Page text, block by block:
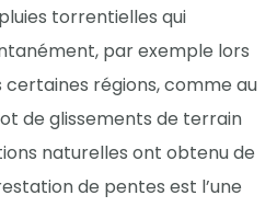
torrentielles qui
par exemple lors
certaines régions, comme au
de glissements de terrain
naturelles ont obtenu de
de pentes est l’une